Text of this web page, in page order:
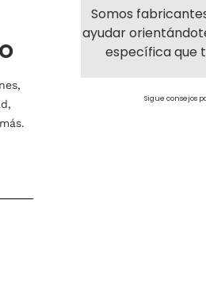
Somos
ayudar
específica que
Sigue consejos